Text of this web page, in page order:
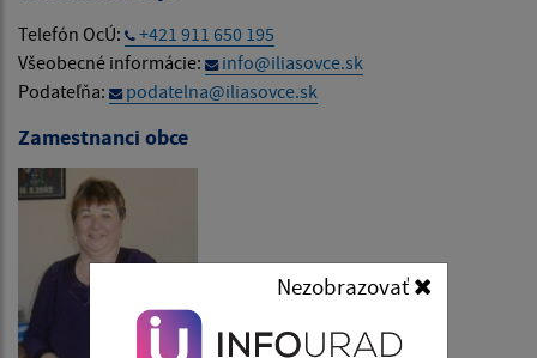
Nezobrazovať
Telefón OcÚ:
+421 911 650 195
Všeobecné informácie:
info@iliasovce.sk
Podateľňa:
podatelna@iliasovce.sk
Zamestnanci obce